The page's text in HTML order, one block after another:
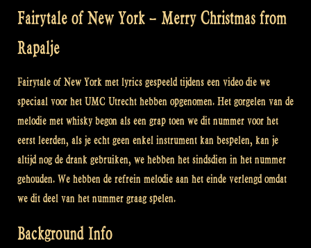
Fairytale of New York – Merry Christmas from
Rapalje
Fairytale of New York met lyrics gespeeld tijdens een video die we
speciaal voor het UMC Utrecht hebben opgenomen. Het gorgelen van de
melodie met whisky begon als een grap toen we dit nummer voor het
eerst leerden, als je echt geen enkel instrument kan bespelen, kan je
altijd nog de drank gebruiken, we hebben het sindsdien in het nummer
gehouden. We hebben de refrein melodie aan het einde verlengd omdat
we dit deel van het nummer graag spelen.
Background Info